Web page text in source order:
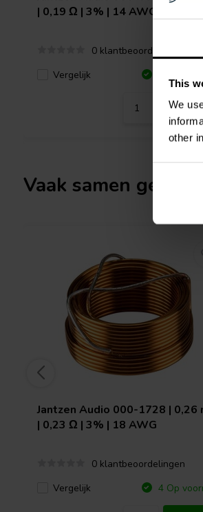
This
We
other
| 0,19 Ω | 3% | 14 AWG
0 klantbeoordelingen
Vergelijk
Vaak samen gekocht
Jantzen Audio 000-1728 | 0,26
| 0,23 Ω | 3% | 18 AWG
0 klantbeoordelingen
Vergelijk
4 Op